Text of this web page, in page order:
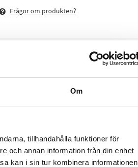
Om
tillhandahålla funktioner för
och annan information från din enhet
kan i sin tur kombinera informationen
Frågor om produkten?